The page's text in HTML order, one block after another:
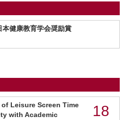
健康教育学会奨励賞
Leisure Screen Time
with Academic
18